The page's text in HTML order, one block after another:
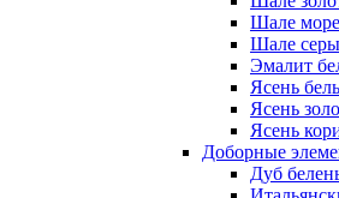
Шале
Шале
Эмалит
Ясень
Ясень
Ясень
Доборные
Дуб